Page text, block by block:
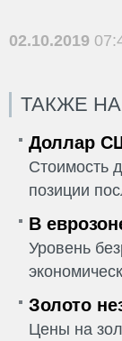
02.10.2019
ТАКЖЕ
Доллар
Стоимость
позиции
В
Уровень
Золото
Цены на